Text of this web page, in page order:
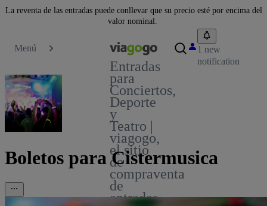
La reventa de las entradas puede conllevar que su precio esté por encima del
valor nominal.
Menú
Entradas
para
Conciertos,
Deporte
y
Teatro |
viagogo,
el sitio
de
compraventa
de
entradas
1 new
notification
Boletos para Cistermusica